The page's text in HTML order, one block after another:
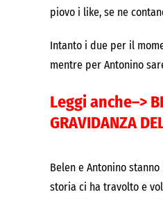
piovo i like, se ne
Intanto i due per il
mentre per Antonino
Leggi anche–>
GRAVIDANZA
Belen e Antonino
storia ci ha travolto e